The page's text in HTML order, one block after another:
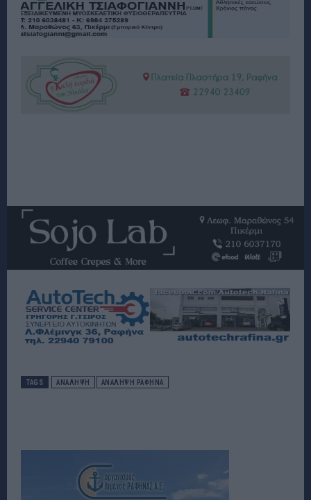
TAGS ΑΝΑΛΗΨΗ ΑΝΑΛΗΨΗ ΡΑΦΗΝΑ